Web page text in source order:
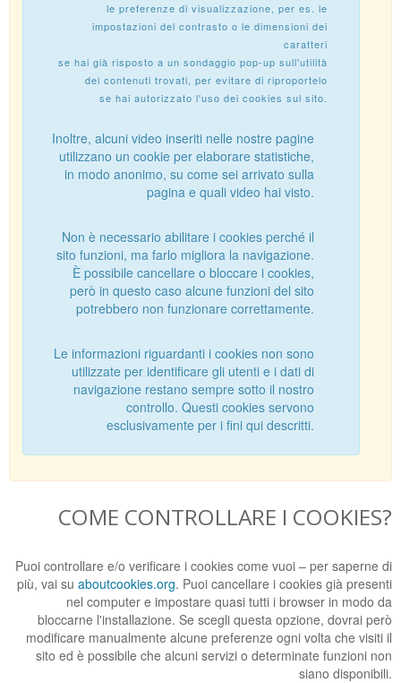
le preferenze di visualizzazione, per es. le
impostazioni del contrasto o le dimensioni dei
caratteri
se hai già risposto a un sondaggio pop-up sull'utilità
dei contenuti trovati, per evitare di riproportelo
se hai autorizzato l'uso dei cookies sul sito.
Inoltre, alcuni video inseriti nelle nostre pagine
utilizzano un cookie per elaborare statistiche,
in modo anonimo, su come sei arrivato sulla
pagina e quali video hai visto.
Non è necessario abilitare i cookies perché il
sito funzioni, ma farlo migliora la navigazione.
È possibile cancellare o bloccare i cookies,
però in questo caso alcune funzioni del sito
potrebbero non funzionare correttamente.
Le informazioni riguardanti i cookies non sono
utilizzate per identificare gli utenti e i dati di
navigazione restano sempre sotto il nostro
controllo. Questi cookies servono
esclusivamente per i fini qui descritti.
COME CONTROLLARE I COOKIES?
Puoi controllare e/o verificare i cookies come vuoi – per saperne di
più, vai su aboutcookies.org. Puoi cancellare i cookies già presenti
nel computer e impostare quasi tutti i browser in modo da
bloccarne l'installazione. Se scegli questa opzione, dovrai però
modificare manualmente alcune preferenze ogni volta che visiti il
sito ed è possibile che alcuni servizi o determinate funzioni non
siano disponibili.